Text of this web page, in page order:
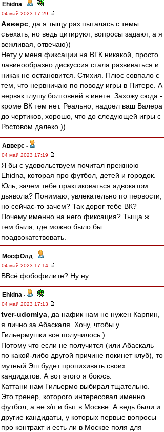
Ehidna -
04 май 2023 17:29
Авверс , да я тыщу раз пыталась с темы
съехать, но ведь цитируют, вопросы задают, а я
вежливая, отвечаю))
Нету у меня фиксации на ВГК никакой, просто
лавинообразно дискуссия стала развиваться и
никак не остановится. Стихия. Плюс совпало с
тем, что нервничаю по поводу игры в Питере. А
нервяк глушу болтовней в инете. Захожу сюда -
кроме ВК тем нет. Реально, надоел ваш Валера
до чертиков, хорошо, что до следующей игры с
Ростовом далеко ))
Авверс -
04 май 2023 17:19
Я бы с удовольствуем почитал прежнюю
Ehidna, которая про футбол, детей и городок.
Юль, зачем тебе практиковаться адвокатом
дьявола? Понимаю, увлекательно по первости,
но сейчас-то зачем? Так дорог тебе ВК?
Почему именно на него фиксация? Тыща ж
тем была, где можно было бы
поадвокатствовать.
МосфОлд -
04 май 2023 17:14
ВВсё фобофилите? Ну ну...
Ehidna -
04 май 2023 17:13
tver-udomlya , да нафик нам не нужен Карпин,
я лично за Абаскаля. Хочу, чтобы у
Гильермушки все получилось.)
Потому что если не получится (или Абаскаль
по какой-либо другой причине покинет клуб), то
мутный Эш будет пропихивать своих
кандидатов. А вот этого я боюсь.
Каттани нам Гильермо выбирал тщательно.
Это тренер, которого интересовал именно
футбол, а не з/п и быт в Москве. А ведь были и
другие кандидаты, у которых первые вопросы
про контракт и есть ли в Москве поля для